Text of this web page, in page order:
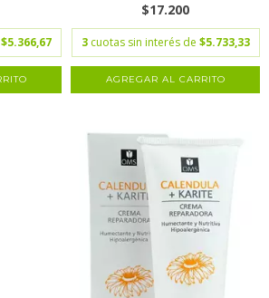
$5.366,67
$17.200
3 cuotas sin interés de $5.733,33